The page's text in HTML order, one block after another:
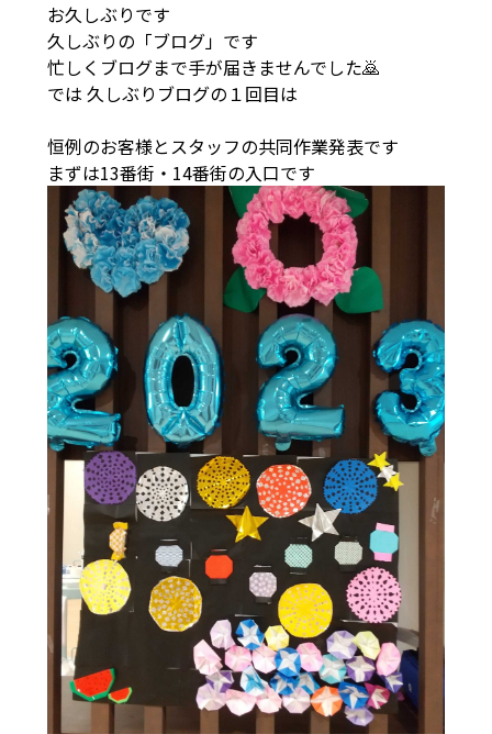
お久しぶりです
久しぶりの「ブログ」です
忙しくブログまで手が届きませんでした🙇
では 久しぶりブログの１回目は
恒例のお客様とスタッフの共同作業発表です
まずは13番街・14番街の入口です